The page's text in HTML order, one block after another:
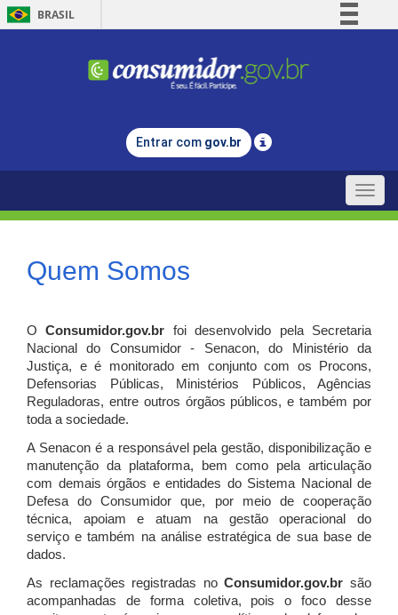
BRASIL
Comunica BR
Legislação
Entrar com gov.br
Toggle
Quem Somos
OConsumidor.gov.br
foi desenvolvido pela Secretaria
Nacional do Consumidor - Senacon, do Ministério da
Justiça, e é monitorado em conjunto com os Procons,
Defensorias Públicas, Ministérios Públicos, Agências
Reguladoras, entre outros órgãos públicos, e também por
toda a sociedade.
A Senacon é a responsável pela gestão, disponibilização e
manutenção da plataforma, bem como pela articulação
com demais órgãos e entidades do Sistema Nacional de
Defesa do Consumidor que, por meio de cooperação
técnica, apoiam e atuam na gestão operacional do
serviço e também na análise estratégica de sua base de
dados.
As reclamações registradas noConsumidor.gov.br são
acompanhadas de forma coletiva, pois o foco desse